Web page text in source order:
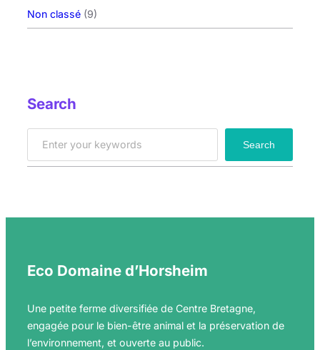
Non classé (9)
Search
a
h
Search
Eco Domaine d’Horsheim
Une petite ferme diversifiée de Centre Bretagne,
engagée pour le bien-être animal et la préservation de
l’environnement, et ouverte au public.